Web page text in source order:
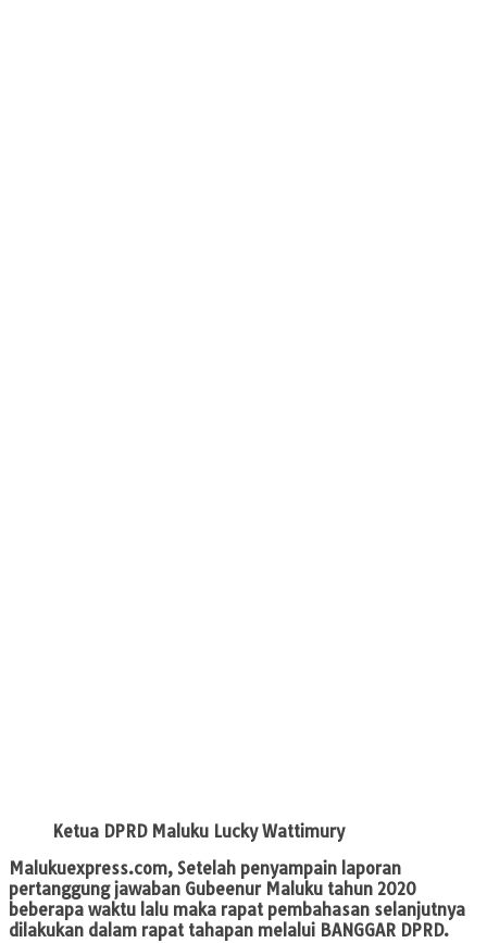
Ketua DPRD Maluku Lucky Wattimury
Malukuexpress.com, Setelah penyampain laporan
pertanggung jawaban Gubeenur Maluku tahun 2020
beberapa waktu lalu maka rapat pembahasan selanjutnya
dilakukan dalam rapat tahapan melalui BANGGAR DPRD.